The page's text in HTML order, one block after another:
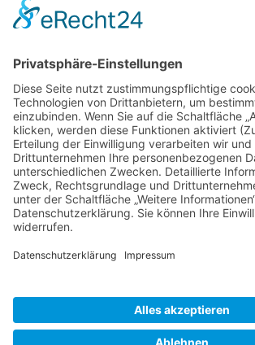
igb AG
Brühl 12 | 99423 Weimar
Telefon:+49 (0) 3643 7710-30
E-Mail:info@igb.ag
Gemäß der Beratungsrichtlinie des
unser Unternehmen eine Förderung für
Prozessbegleitungen, die Strategien zum
unterstützen. Die Ergebnisse und
werden in einem Beratungsbericht
erfolgt aus Mitteln des Europäischem